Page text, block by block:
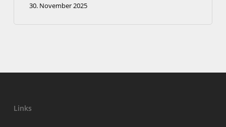
30. November 2025
Links